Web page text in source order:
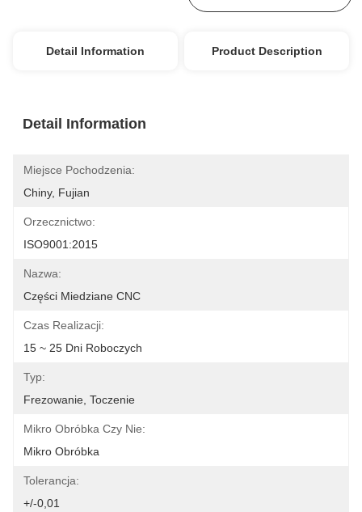
Detail Information Product Description
Detail Information
Miejsce Pochodzenia:
Chiny, Fujian
Orzecznictwo:
ISO9001:2015
Nazwa:
Części Miedziane CNC
Czas Realizacji:
15 ~ 25 Dni Roboczych
Typ:
Frezowanie, Toczenie
Mikro Obróbka Czy Nie:
Mikro Obróbka
Tolerancja:
+/-0,01